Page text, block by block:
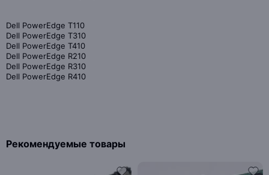
Dell PowerEdge T110
Dell PowerEdge T310
Dell PowerEdge T410
Dell PowerEdge R210
Dell PowerEdge R310
Dell PowerEdge R410
Рекомендуемые товары